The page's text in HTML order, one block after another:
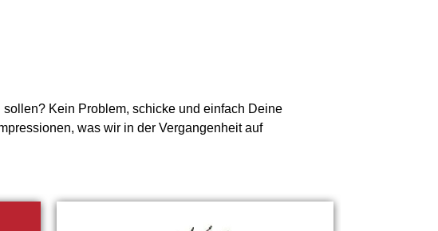
Kein Problem, schicke und einfach Deine
was wir in der Vergangenheit auf